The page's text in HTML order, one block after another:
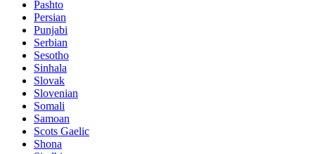
Pashto
Persian
Punjabi
Serbian
Sesotho
Sinhala
Slovak
Slovenian
Somali
Samoan
Scots Gaelic
Shona